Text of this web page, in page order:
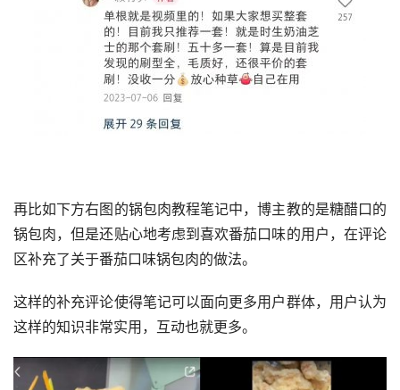
再比如下方右图的锅包肉教程笔记中，博主教的是糖醋口的
锅包肉，但是还贴心地考虑到喜欢番茄口味的用户，在评论
区补充了关于番茄口味锅包肉的做法。
这样的补充评论使得笔记可以面向更多用户群体，用户认为
这样的知识非常实用，互动也就更多。